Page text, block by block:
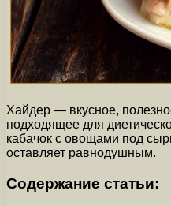
Хайдер — вкусное,
подходящее для
кабачок с овощами под
оставляет равнодушным.
Содержание статьи: